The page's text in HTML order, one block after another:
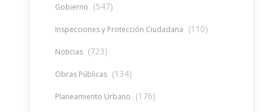
Gobierno (547)
Inspecciones y Protección Ciudadana (110)
Noticias (723)
Obras Públicas (134)
Planeamiento Urbano (176)